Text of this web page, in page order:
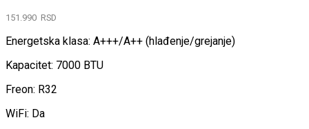
151.990 RSD
Energetska klasa: A+++/A++ (hlađenje/grejanje)
Kapacitet: 7000 BTU
Freon: R32
WiFi: Da